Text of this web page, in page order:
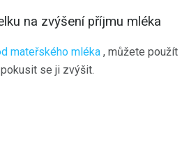
na zvýšení příjmu mléka
mateřského mléka , můžete použít
se ji zvýšit.